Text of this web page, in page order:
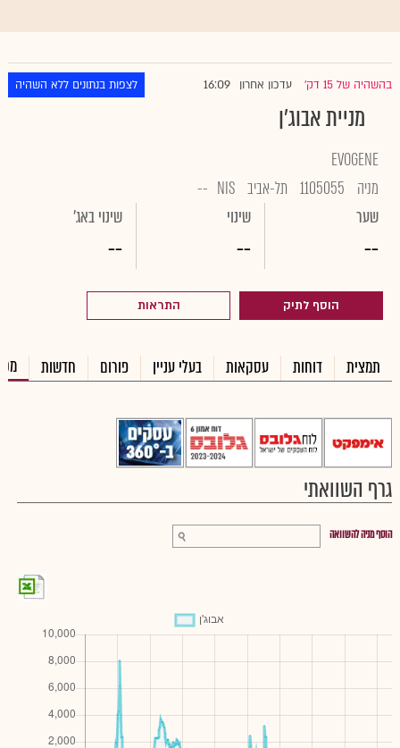
בהשהיה של 15 דק' עדכון אחרון 16:09 לצפות בנתונים ללא השהיה
מניית אבוג'ן
EVOGENE
מניה
1105055 תל-אביב NIS
--
שער
--
שינוי
--
שינוי באג'
--
הוסף לתיק התראות
תמצית דוחות עסקאות בעלי עניין פורום חדשות
גרף השוואתי
הוסף מניה להשוואה